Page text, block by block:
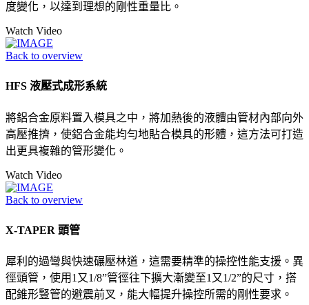
度變化，以達到理想的剛性重量比。
Watch Video
Back to overview
HFS 液壓式成形系統
將鋁合金原料置入模具之中，將加熱後的液體由管材內部向外
高壓推擠，使鋁合金能均勻地貼合模具的形體，這方法可打造
出更具複雜的管形變化。
Watch Video
Back to overview
X-TAPER 頭管
犀利的過彎與快速碾壓林道，這需要精準的操控性能支援。異
徑頭管，使用1又1/8”管徑往下擴大漸變至1又1/2”的尺寸，搭
配錐形豎管的避震前叉，能大幅提升操控所需的剛性要求。